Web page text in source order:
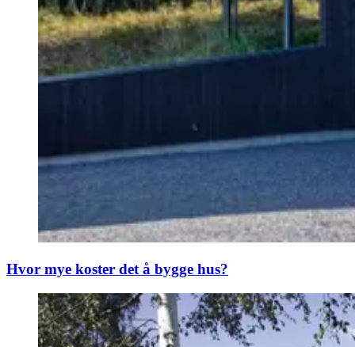
Hvor mye koster det å bygge hus?